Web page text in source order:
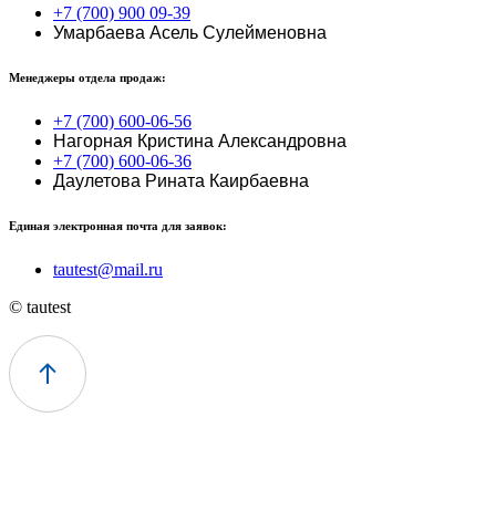
+7 (700) 900 09-39
Умарбаева Асель Сулейменовна
Менеджеры отдела продаж:
+7 (700) 600-06-56
Нагорная Кристина Александровна
+7 (700) 600-06-36
Даулетова Рината Каирбаевна
Единая электронная почта для заявок:
tautest@mail.ru
© tautest